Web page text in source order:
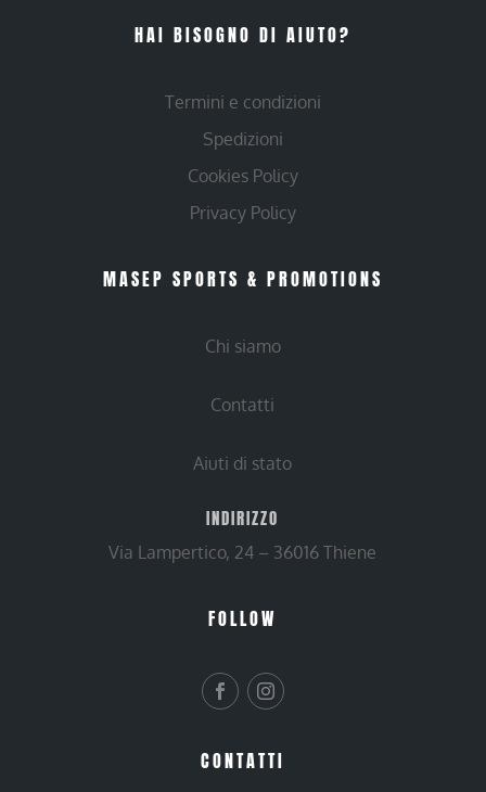
HAI BISOGNO DI AIUTO?
Termini e condizioni
Spedizioni
Cookies Policy
Privacy Policy
MASEP SPORTS & PROMOTIONS
Chi siamo
Contatti
Aiuti di stato
INDIRIZZO
Via Lampertico, 24 – 36016 Thiene
FOLLOW
CONTATTI